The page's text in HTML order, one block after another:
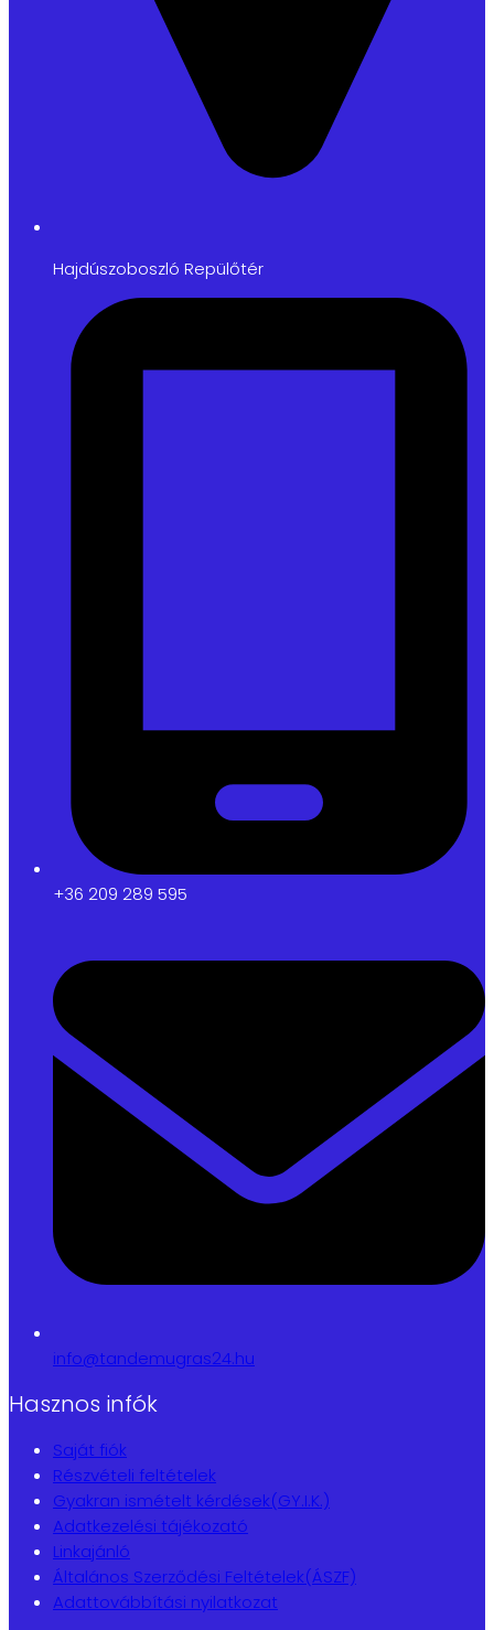
Hajdúszoboszló Repülőtér
+36 209 289 595
info@tandemugras24.hu
Hasznos infók
Saját fiók
Részvételi feltételek
Gyakran ismételt kérdések(GY.I.K.)
Adatkezelési tájékozató
Linkajánló
Általános Szerződési Feltételek(ÁSZF)
Adattovábbítási nyilatkozat